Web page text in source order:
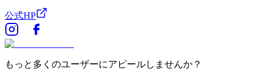
公式HP
もっと多くのユーザーにアピールしませんか？